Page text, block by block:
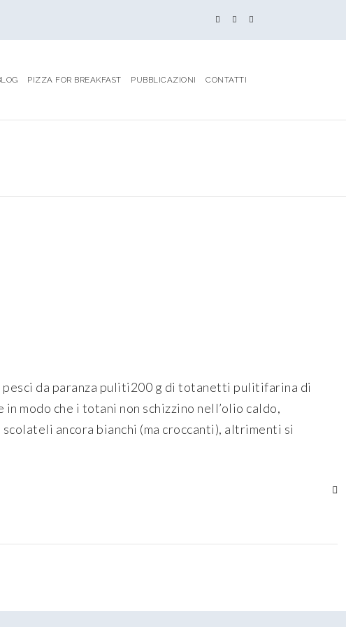
PIZZA FOR BREAKFAST PUBBLICAZIONI CONTATTI
da paranza puliti200 g di totanetti pulitifarina di
modo che i totani non schizzino nell’olio caldo,
ancora bianchi (ma croccanti), altrimenti si